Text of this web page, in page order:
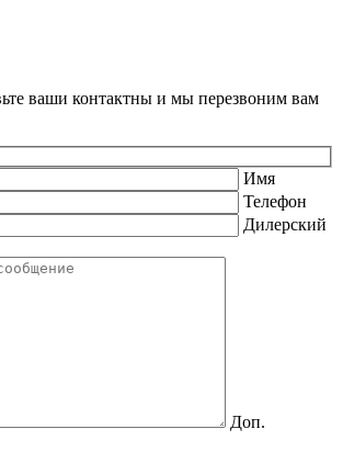
ваши контактны и мы перезвоним вам
Имя
Телефон
Дилерский
Доп.